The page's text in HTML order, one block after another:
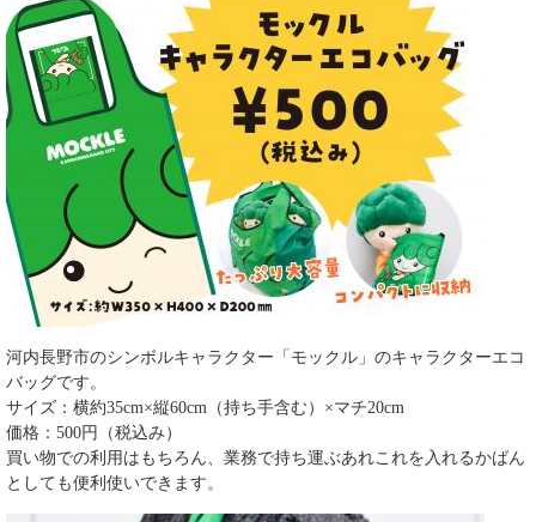
河内長野市のシンボルキャラクター「モックル」のキャラクターエコ
バッグです。
サイズ：横約35cm×縦60cm（持ち手含む）×マチ20cm
価格：500円（税込み）
買い物での利用はもちろん、業務で持ち運ぶあれこれを入れるかばん
としても便利使いできます。